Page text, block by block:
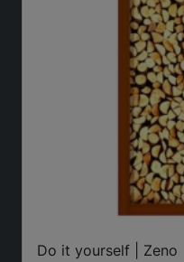
Do it yourself | Zeno